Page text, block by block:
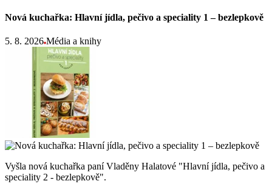
Nová kuchařka: Hlavní jídla, pečivo a speciality 1 – bezlepkově
5. 8. 2026 Média a knihy
Vyšla nová kuchařka paní Vladěny Halatové "Hlavní jídla, pečivo a
speciality 2 - bezlepkově".